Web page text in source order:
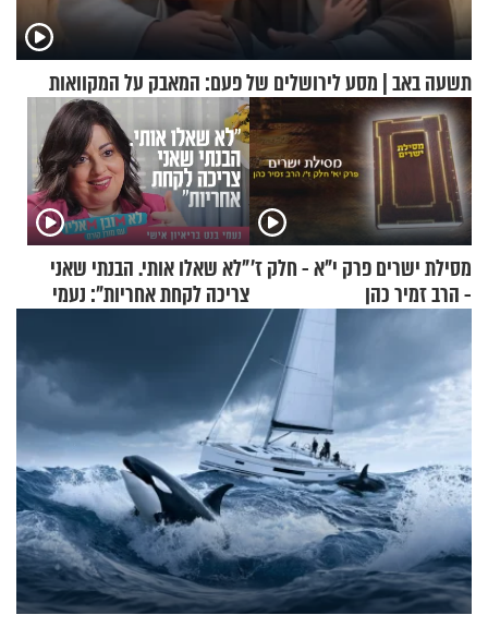
תשעה באב | מסע לירושלים של פעם: המאבק על המקוואות
מסילת ישרים פרק י"א - חלק ז’
- הרב זמיר כהן
"לא שאלו אותי. הבנתי שאני
צריכה לקחת אחריות": נעמי